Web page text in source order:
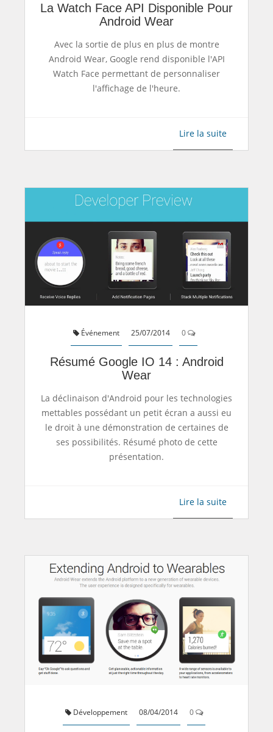
La Watch Face API Disponible Pour
Android Wear
Avec la sortie de plus en plus de montre
Android Wear, Google rend disponible l'API
Watch Face permettant de personnaliser
l'affichage de l'heure.
Lire la suite
Événement 25/07/2014 0
Résumé Google IO 14 : Android
Wear
La déclinaison d'Android pour les technologies
mettables possédant un petit écran a aussi eu
le droit à une démonstration de certaines de
ses possibilités. Résumé photo de cette
présentation.
Lire la suite
Développement 08/04/2014 0